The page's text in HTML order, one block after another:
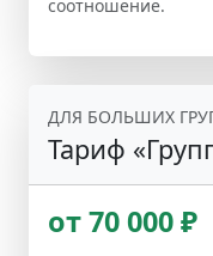
соотношение.
ДЛЯ БОЛЬШИХ
Тариф
от 70 000 ₽